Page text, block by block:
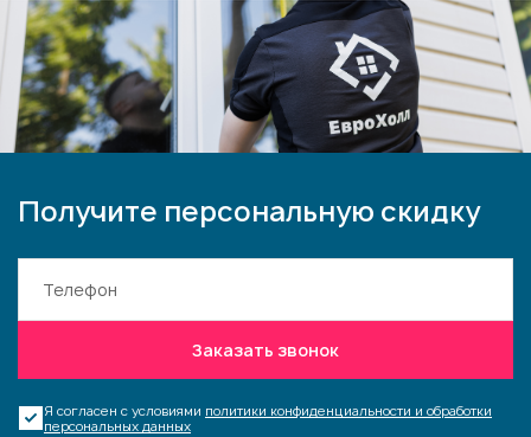
Получите персональную скидку
Заказать звонок
Я согласен с условиями политики конфиденциальности и обработки
персональных данных